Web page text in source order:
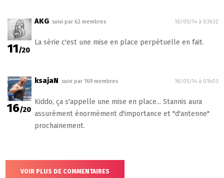
11/20
AKG suivi par 62 membres 16/05/14 à 03h32
La série c'est une mise en place perpétuelle en fait.
16/20
ksajaN suivi par 169 membres 16/05/14 à 01h03
Kiddo, ça s'appelle une mise en place... Stannis aura
assurément énormément d'importance et "d'antenne"
prochainement.
VOIR PLUS DE COMMENTAIRES